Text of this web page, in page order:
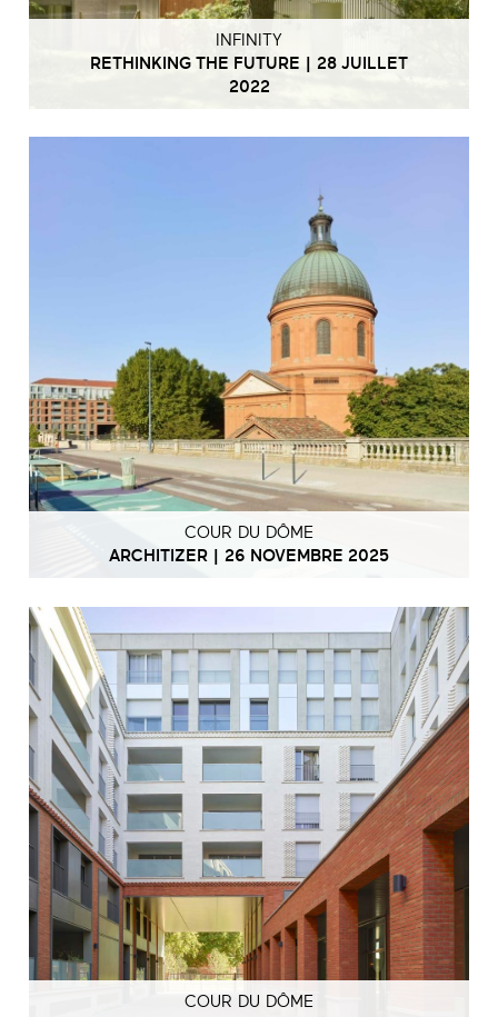
INFINITY
RETHINKING THE FUTURE | 28 JUILLET
2022
COUR DU DÔME
ARCHITIZER | 26 NOVEMBRE 2025
COUR DU DÔME